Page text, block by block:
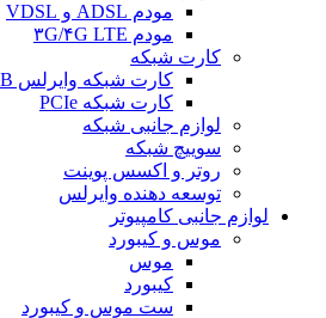
مودم ADSL و VDSL
مودم ۳G/۴G LTE
کارت شبکه
کارت شبکه وایرلس USB
کارت شبکه PCIe
لوازم جانبی شبکه
سوییچ شبکه
روتر و اکسس پوینت
توسعه دهنده وایرلس
لوازم جانبی کامپیوتر
موس و کیبورد
موس
کیبورد
ست موس و کیبورد